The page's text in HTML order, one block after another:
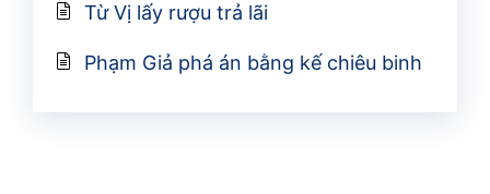
Từ Vị lấy rượu trả lãi
Phạm Giả phá án bằng kế chiêu binh